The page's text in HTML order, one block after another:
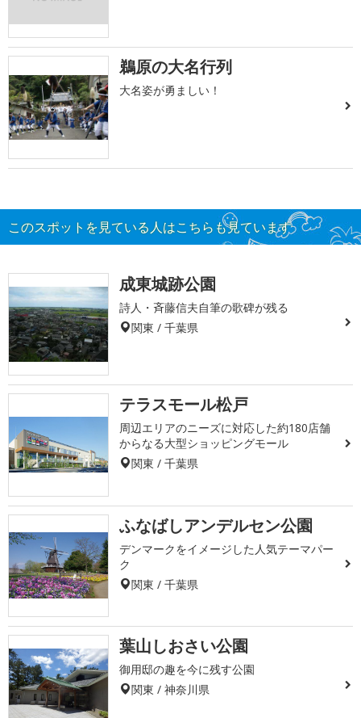
鵜原の大名行列
大名姿が勇ましい！
このスポットを見ている人はこちらも見ています
成東城跡公園
詩人・斉藤信夫自筆の歌碑が残る
関東 / 千葉県
テラスモール松戸
周辺エリアのニーズに対応した約180店舗
からなる大型ショッピングモール
関東 / 千葉県
ふなばしアンデルセン公園
デンマークをイメージした人気テーマパー
ク
関東 / 千葉県
葉山しおさい公園
御用邸の趣を今に残す公園
関東 / 神奈川県